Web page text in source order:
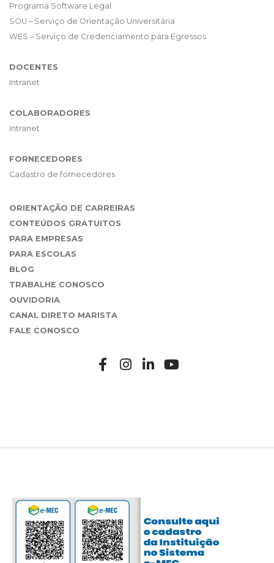
Programa Software Legal
SOU – Serviço de Orientação Universitária
WES – Serviço de Credenciamento para Egressos
DOCENTES
Intranet
COLABORADORES
Intranet
FORNECEDORES
Cadastro de fornecedores
ORIENTAÇÃO DE CARREIRAS
CONTEÚDOS GRATUITOS
PARA EMPRESAS
PARA ESCOLAS
BLOG
TRABALHE CONOSCO
OUVIDORIA
CANAL DIRETO MARISTA
FALE CONOSCO